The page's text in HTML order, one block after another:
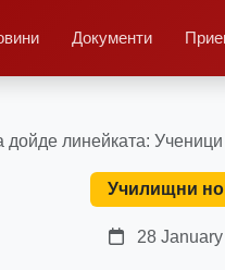
Документи
дойде линейката:
Училищни
28